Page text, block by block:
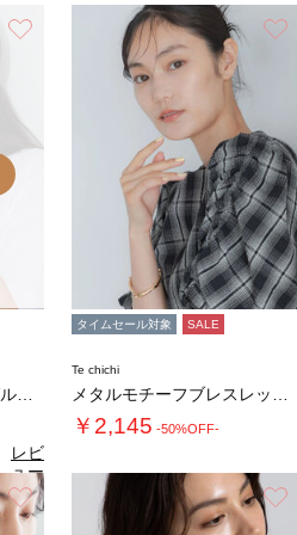
レビ
ュー
を見
る
タイムセール対象 SALE
Te chichi
￥2,145 -50%OFF-
お気に入り